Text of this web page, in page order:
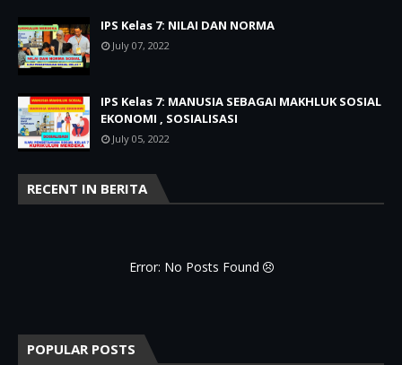
IPS Kelas 7: NILAI DAN NORMA
July 07, 2022
IPS Kelas 7: MANUSIA SEBAGAI MAKHLUK SOSIAL
EKONOMI , SOSIALISASI
July 05, 2022
RECENT IN BERITA
Error: No Posts Found
POPULAR POSTS